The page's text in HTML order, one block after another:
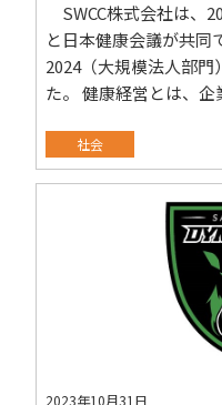
SWCC株式会社は、
と日本健康会議が共同
2024（大規模法人部
た。 健康経営とは、企
社会
2023年10月31日